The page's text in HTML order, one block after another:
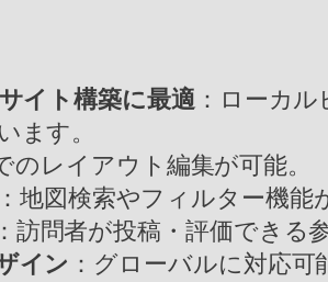
イト構築に最適：ローカル
ます。
レイアウト編集が可能。
：地図検索やフィルター機能
訪問者が投稿・評価できる
イン ：グローバルに対応可